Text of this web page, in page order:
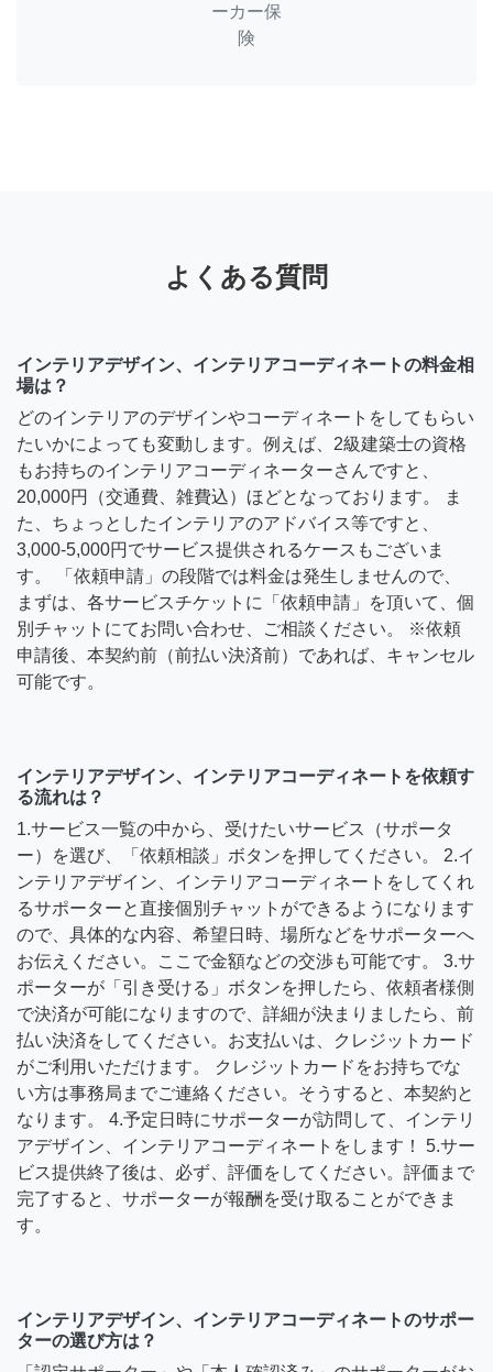
ーカー保
険
よくある質問
インテリアデザイン、インテリアコーディネートの料金相
場は？
どのインテリアのデザインやコーディネートをしてもらい
たいかによっても変動します。例えば、2級建築士の資格
もお持ちのインテリアコーディネーターさんですと、
20,000円（交通費、雑費込）ほどとなっております。 ま
た、ちょっとしたインテリアのアドバイス等ですと、
3,000-5,000円でサービス提供されるケースもございま
す。 「依頼申請」の段階では料金は発生しませんので、
まずは、各サービスチケットに「依頼申請」を頂いて、個
別チャットにてお問い合わせ、ご相談ください。 ※依頼
申請後、本契約前（前払い決済前）であれば、キャンセル
可能です。
インテリアデザイン、インテリアコーディネートを依頼す
る流れは？
1.サービス一覧の中から、受けたいサービス（サポータ
ー）を選び、「依頼相談」ボタンを押してください。 2.イ
ンテリアデザイン、インテリアコーディネートをしてくれ
るサポーターと直接個別チャットができるようになります
ので、具体的な内容、希望日時、場所などをサポーターへ
お伝えください。ここで金額などの交渉も可能です。 3.サ
ポーターが「引き受ける」ボタンを押したら、依頼者様側
で決済が可能になりますので、詳細が決まりましたら、前
払い決済をしてください。お支払いは、クレジットカード
がご利用いただけます。 クレジットカードをお持ちでな
い方は事務局までご連絡ください。そうすると、本契約と
なります。 4.予定日時にサポーターが訪問して、インテリ
アデザイン、インテリアコーディネートをします！ 5.サー
ビス提供終了後は、必ず、評価をしてください。評価まで
完了すると、サポーターが報酬を受け取ることができま
す。
インテリアデザイン、インテリアコーディネートのサポー
ターの選び方は？